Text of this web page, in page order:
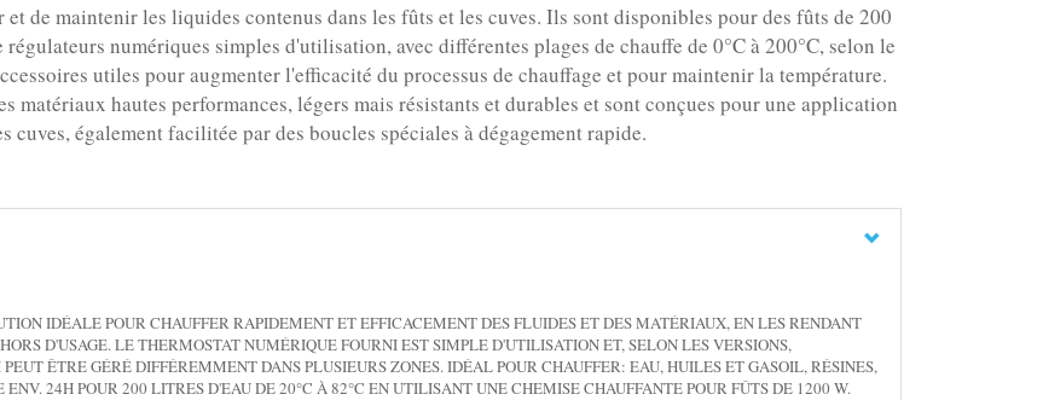
de maintenir les liquides contenus dans les fûts et les cuves. Ils sont disponibles pour des fûts de 200
numériques simples d'utilisation, avec différentes plages de chauffe de 0°C à 200°C, selon le
utiles pour augmenter l'efficacité du processus de chauffage et pour maintenir la température.
matériaux hautes performances, légers mais résistants et durables et sont conçues pour une application
cuves, également facilitée par des boucles spéciales à dégagement rapide.
IDÉALE POUR CHAUFFER RAPIDEMENT ET EFFICACEMENT DES FLUIDES ET DES MATÉRIAUX, EN LES RENDANT
D'USAGE. LE THERMOSTAT NUMÉRIQUE FOURNI EST SIMPLE D'UTILISATION ET, SELON LES VERSIONS,
ÊTRE GÉRÉ DIFFÉREMMENT DANS PLUSIEURS ZONES. IDÉAL POUR CHAUFFER: EAU, HUILES ET GASOIL, RÉSINES,
24H POUR 200 LITRES D'EAU DE 20°C À 82°C EN UTILISANT UNE CHEMISE CHAUFFANTE POUR FÛTS DE 1200 W.